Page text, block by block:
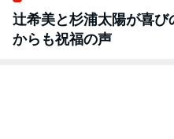
辻希美と杉浦太陽が喜び
からも祝福の声